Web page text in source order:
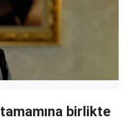
birlikte